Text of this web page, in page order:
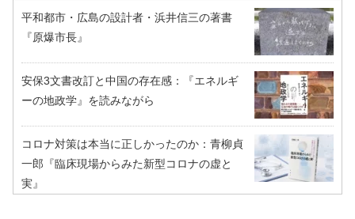
平和都市・広島の設計者・浜井信三の著書
『原爆市長』
安保3文書改訂と中国の存在感：『エネルギ
ーの地政学』を読みながら
コロナ対策は本当に正しかったのか：青柳貞
一郎『臨床現場からみた新型コロナの虚と
実』